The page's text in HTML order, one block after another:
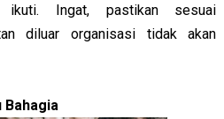
ikuti. Ingat, pastikan sesuai
diluar organisasi tidak akan
Bahagia